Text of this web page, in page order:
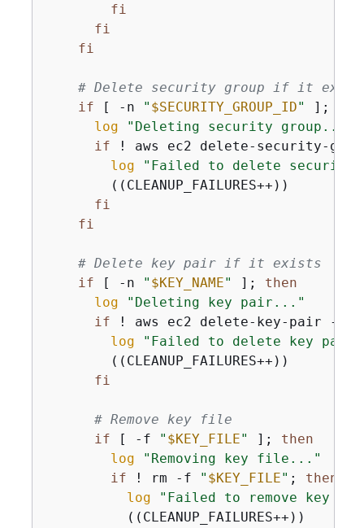
fi
fi
fi
# Delete security group if it
if [ -n " $SECURITY_GROUP_ID" ];
log
"Deleting security group..."
if ! aws ec2 delete-security-
log
"Failed to delete security
        ((CLEANUP_FAILURES++))
fi
fi
# Delete key pair if it exists
if [ -n " $KEY_NAME" ]; then
log
"Deleting key pair..."
if ! aws ec2 delete-key-pair --
log
"Failed to delete key pair"
        ((CLEANUP_FAILURES++))
fi
# Remove key file
if [ -f " $KEY_FILE" ]; then
log
"Removing key file..."
if ! rm -f " $KEY_FILE" ; then
log
"Failed to remove key
          ((CLEANUP_FAILURES++))